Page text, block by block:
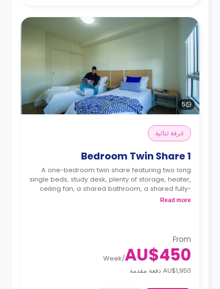
5
غرفة ثنائية
1 Bedroom Twin Share
A one-bedroom twin share featuring two long
single beds, study desk, plenty of storage, heater,
ceiling fan, a shared bathroom, a shared fully-
equipped kitchenette and a shared living area
Read more
From
AU$450
/
Week
AU$1,950 دفعة مقدمة